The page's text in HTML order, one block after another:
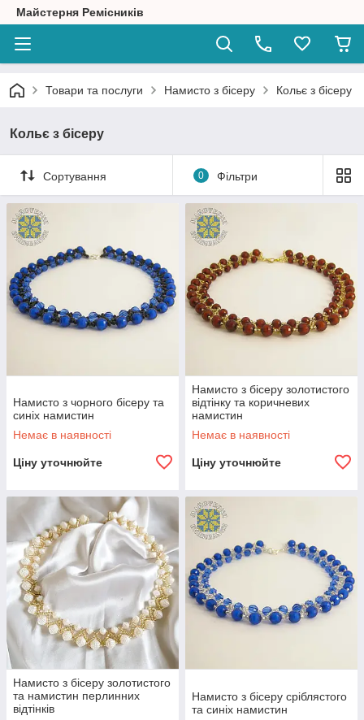
Майстерня Ремісників
Товари та послуги Намисто з бісеру Кольє з бісеру
Кольє з бісеру
Сортування 0 Фільтри
Намисто з чорного бісеру та
синіх намистин
Немає в наявності
Ціну уточнюйте
Намисто з бісеру золотистого
відтінку та коричневих
намистин
Немає в наявності
Ціну уточнюйте
Намисто з бісеру золотистого
та намистин перлинних
відтінків
Намисто з бісеру сріблястого
та синіх намистин